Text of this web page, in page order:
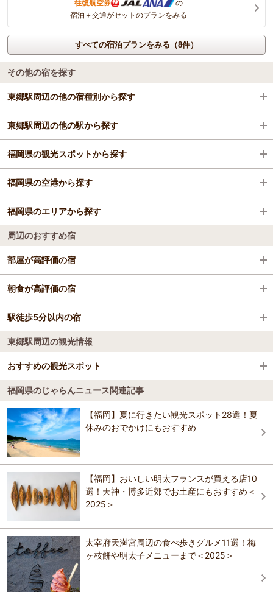
往復航空券
の
宿泊＋交通がセットのプランをみる
すべての宿泊プランをみる（8件）
その他の宿を探す
東郷駅周辺の他の宿種別から探す
ビジネスホテル
旅館
格安ホテル
東郷駅周辺の他の駅から探す
太宰府駅
二日市駅
直方駅
博多南駅
海老津駅
福間駅
古賀駅
春日駅
福岡県の観光スポットから探す
キャナルシティ博多
みずほPayPayドーム福岡
博多駅
大濠公園
マリンワールド海の中道
櫛田神社
博多座
マリンメッセ福岡
福岡県の空港から探す
福岡空港
北九州空港
福岡県のエリアから探す
福岡市（博多駅周辺・天神周辺）
太宰府・宗像
柳川・八女・筑後
糸島・前原
周辺のおすすめ宿
部屋が高評価の宿
杜の七種
ＡＯ太宰府
国民宿舎 マリンテラスあしや
湯めぐりの宿楠水閣
HOTEL CULTIA 太宰府
ルートイングランティア福岡宮若－脇田温泉－
大丸別荘
朝食が高評価の宿
杜の七種
太宰府天然温泉「みかさの湯」 ルートイングラン
ティア太宰府
国民宿舎 マリンテラスあしや
湯めぐりの宿楠水閣
大観荘
HOTEL CULTIA 太宰府
ルートイングランティア福岡宮若－脇田温泉－
大丸別荘
駅徒歩5分以内の宿
バジェットホテル博多南
二日市グリーンホテル
ＡＯ太宰府
ＳＯＮＩＣ ＡＰＡＲＴＭＥＮＴ ＨＯＴＥＬ
ウィークリーイン二日市
HOTEL CULTIA 太宰府
東郷駅周辺の観光情報
おすすめの観光スポット
ブルーベリーランドシャフト
4.8
『本物のブルーベリーを食べて貰いたい！』その想いを込めて、ブル
ーベリーを栽培しています。水（天然水）とこだわりの肥料、そして
特殊な栽培と技術で育てたブルーベリーは、多くの方に「大っき～
ぃ、甘～ぃ」と喜んで頂いてます。 オススメは５～６月のハイブッシ
ュ系（糖度：Brix14～）で、市販されない大粒で甘いブルーベリーを食
べ比べして楽しめます。 暑さ増す７～８月もブルーベリーは元気に成
長し、更に濃く甘い実になってます。 好評だった冷やし氷が付きま
す。冷やすとパリッと食感＆甘さがUPします！ 「摘み取り」プランも
あります（HP予約）。夏限定・高級お土産として喜ばれると思います
よ♪ 去年から始めた大粒ブラックベリー＆ラズベリーが好評でしたので
栽培エリアを拡大しました。 ブルーベリー狩りと一緒に楽しめます。
（数量限定）
おすすめの観光スポットガイドを見る
福岡県のじゃらんニュース関連記事
【福岡】夏に行きたい観光スポット28選！夏
休みのおでかけにもおすすめ
【福岡】おいしい明太フランスが買える店10
選！天神・博多近郊でお土産にもおすすめ＜
2025＞
太宰府天満宮周辺の食べ歩きグルメ11選！梅
ヶ枝餅や明太子メニューまで＜2025＞